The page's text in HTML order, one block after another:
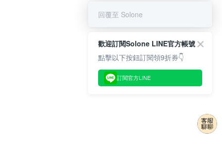
回覆至 Solone
歡迎訂閱Solone LINE官方帳號
點擊以下按鈕訂閱領9折券👇
訂閱官方LINE